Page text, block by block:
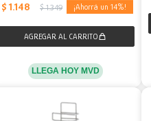
$ 1.148 $ 1.349 14
LLEGA HOY MVD